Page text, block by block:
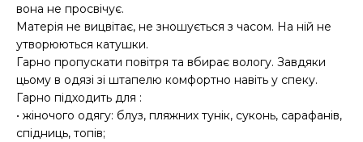
вона не просвічує.
Матерія не вицвітає, не зношується з часом. На ній не
утворюються катушки.
Гарно пропускати повітря та вбирає вологу. Завдяки
цьому в одязі зі штапелю комфортно навіть у спеку.
Гарно підходить для :
• жіночого одягу: блуз, пляжних тунік, суконь, сарафанів,
спідниць, топів;